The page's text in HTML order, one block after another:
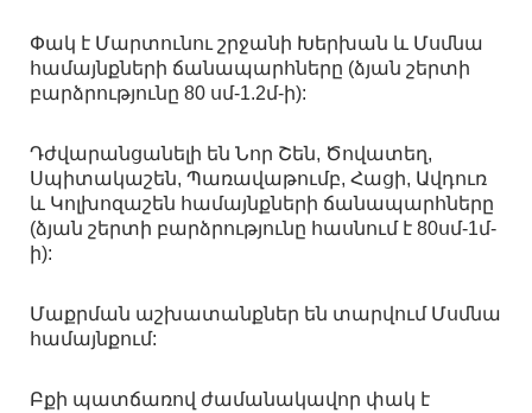
Փակ է Մարտունու շրջանի Խերխան և Մսմնա
համայնքների ճանապարհները (ձյան շերտի
բարձրությունը 80 սմ-1.2մ-ի):
Դժվարանցանելի են Նոր Շեն, Ծովատեղ,
Սպիտակաշեն, Պառավաթումբ, Հացի, Ավդուռ
և Կոլխոզաշեն համայնքների ճանապարհները
(ձյան շերտի բարձրությունը հասնում է 80սմ-1մ-
ի):
Մաքրման աշխատանքներ են տարվում Մսմնա
համայնքում:
Բքի պատճառով ժամանակավոր փակ է